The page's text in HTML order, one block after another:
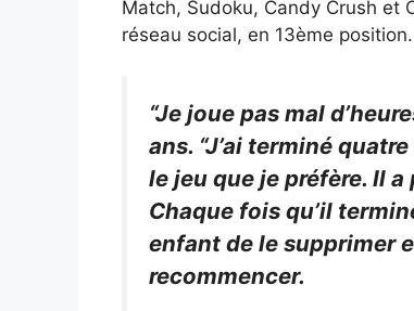
Match, Sudoku, Candy Crush et
réseau social, en 13ème position.
“Je joue pas mal
ans. “J’ai terminé
le jeu que je préfère. Il
Chaque fois qu’il
enfant de le supprimer
recommencer.